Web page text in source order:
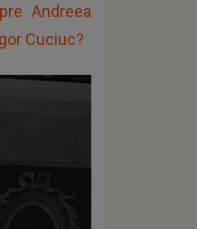
Andreea
Cuciuc?